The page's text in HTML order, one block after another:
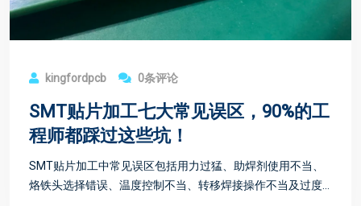
kingfordpcb 0条评论
SMT贴片加工七大常见误区，90%的工
程师都踩过这些坑！
SMT贴片加工中常见误区包括用力过猛、助焊剂使用不当、
烙铁头选择错误、温度控制不当、转移焊接操作不当及过度